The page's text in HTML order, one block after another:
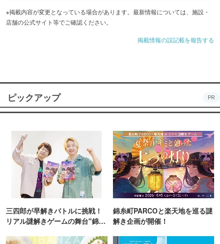
※掲載内容が変更となっている場合があります。最新情報については、施設・
店舗の公式サイト等でご確認ください。
掲載情報の誤記載を報告する
ピックアップ PR
三四郎が早解きバトルに挑戦！
リアル謎解きゲームの舞台"錦糸
錦糸町PARCOと楽天地を巡る謎
解き企画が開催！